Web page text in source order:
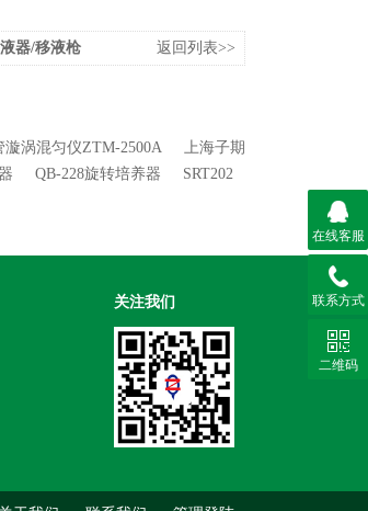
器/移液枪 返回列表>>
漩涡混匀仪ZTM-2500A
上海子期
QB-228旋转培养器
SRT202
关注我们
在线客服
联系方式
二维码